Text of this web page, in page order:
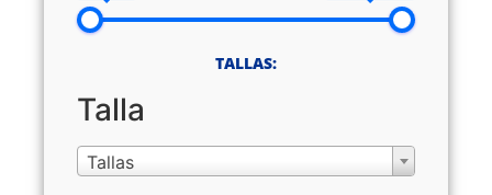
TALLAS:
Talla
Tallas